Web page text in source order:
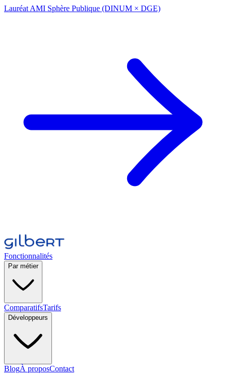
Lauréat AMI Sphère Publique (DINUM × DGE)
Fonctionnalités
Par métier
ComparatifsTarifs
Développeurs
BlogÀ proposContact